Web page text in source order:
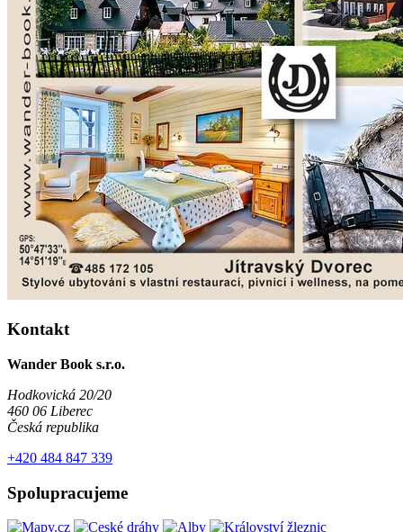
Kontakt
Wander Book s.r.o.
Hodkovická 20/20
460 06 Liberec
Česká republika
+420 484 847 339
Spolupracujeme